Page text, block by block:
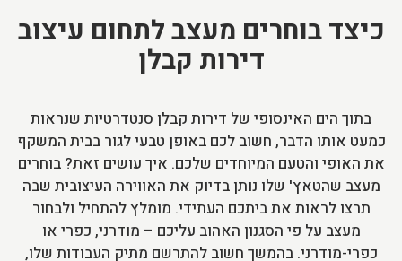
כיצד בוחרים מעצב לתחום עיצוב
דירות קבלן
בתוך הים האינסופי של דירות קבלן סנטדרטיות שנראות
כמעט אותו הדבר, חשוב לכם באופן טבעי לגור בבית המשקף
את האופי והטעם המיוחדים שלכם. איך עושים זאת? בוחרים
מעצב שהטאץ' שלו נותן בדיוק את האווירה העיצובית שבה
תרצו לראות את ביתכם העתידי. מומלץ להתחיל ולבחור
מעצב על פי הסגנון האהוב עליכם – מודרני, כפרי או
כפרי-מודרני. בהמשך חשוב להתרשם מתיק העבודות שלו,